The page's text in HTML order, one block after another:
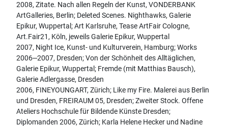
2008, Zitate. Nach allen Regeln der Kunst, VONDERBANK
ArtGalleries, Berlin; Deleted Scenes. Nighthawks, Galerie
Epikur, Wuppertal; Art Karlsruhe, Tease ArtFair Cologne,
Art.Fair21, Köln, jeweils Galerie Epikur, Wuppertal
2007, Night Ice, Kunst- und Kulturverein, Hamburg; Works
2006‒2007, Dresden; Von der Schönheit des Alltäglichen,
Galerie Epikur, Wuppertal; Fremde (mit Matthias Bausch),
Galerie Adlergasse, Dresden
2006, FINEYOUNGART, Zürich; Like my Fire. Malerei aus Berlin
und Dresden, FREIRAUM 05, Dresden; Zweiter Stock. Offene
Ateliers Hochschule für Bildende Künste Dresden;
Diplomanden 2006, Zürich; Karla Helene Hecker und Nadine